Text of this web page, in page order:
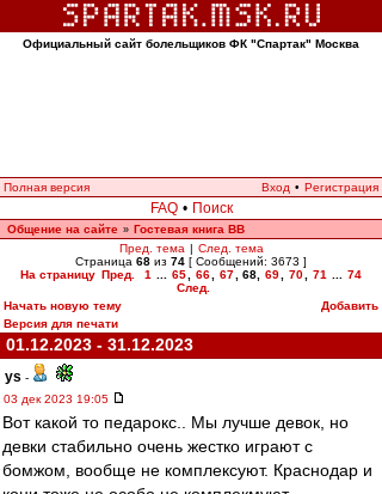
Официальный сайт болельщиков ФК "Спартак" Москва
Полная версия Вход • Регистрация
FAQ • Поиск
Общение на сайте » Гостевая книга ВВ
Пред. тема | След. тема
Страница 68 из 74 [ Сообщений: 3673 ]
На страницу Пред. 1 65 66 67 68 69 70 71
74
След.
Начать новую тему
Добавить
Версия для печати
01.12.2023 - 31.12.2023
ys -
03 дек 2023 19:05
Вот какой то педарокс.. Мы лучше девок, но
девки стабильно очень жестко играют с
бомжом, вообще не комплексуют. Краснодар и